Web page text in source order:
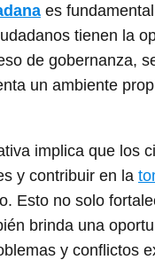
es
tienen la
de gobernanza,
un ambiente
implica que los
y contribuir en la
Esto no solo
brinda una
y conflictos